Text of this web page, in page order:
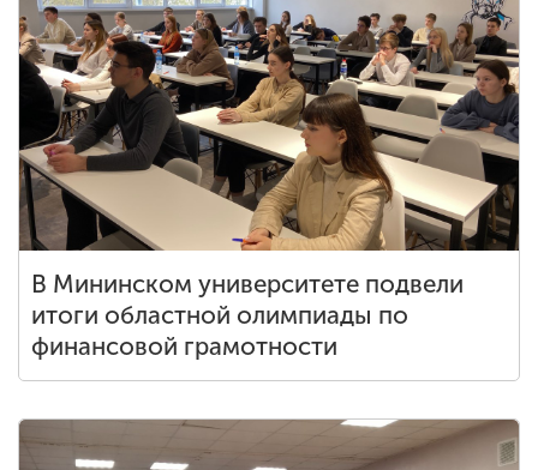
В Мининском университете подвели
итоги областной олимпиады по
финансовой грамотности